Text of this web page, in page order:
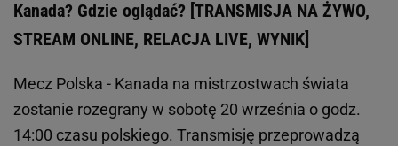
Kanada? Gdzie oglądać? [TRANSMISJA NA ŻYWO,
STREAM ONLINE, RELACJA LIVE, WYNIK]
Mecz Polska - Kanada na mistrzostwach świata
zostanie rozegrany w sobotę 20 września o godz.
14:00 czasu polskiego. Transmisję przeprowadzą